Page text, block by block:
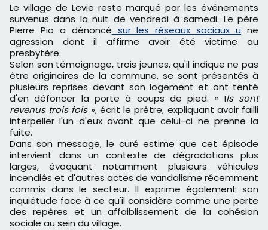
Le village de Levie reste marqué par les événements
survenus dans la nuit de vendredi à samedi. Le père
Pierre Pio a dénoncé sur les réseaux sociaux u ne
agression dont il affirme avoir été victime au
presbytère.
Selon son témoignage, trois jeunes, qu'il indique ne pas
être originaires de la commune, se sont présentés à
plusieurs reprises devant son logement et ont tenté
d'en défoncer la porte à coups de pied. « Ils sont
revenus trois fois», écrit le prêtre, expliquant avoir failli
interpeller l'un d'eux avant que celui-ci ne prenne la
fuite.
Dans son message, le curé estime que cet épisode
intervient dans un contexte de dégradations plus
larges, évoquant notamment plusieurs véhicules
incendiés et d'autres actes de vandalisme récemment
commis dans le secteur. Il exprime également son
inquiétude face à ce qu'il considère comme une perte
des repères et un affaiblissement de la cohésion
sociale au sein du village.